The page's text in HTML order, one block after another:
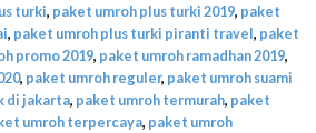
turki, paket umroh plus turki 2019, paket
, paket umroh plus turki piranti travel, paket
promo 2019, paket umroh ramadhan 2019,
, paket umroh reguler, paket umroh suami
di jakarta, paket umroh termurah, paket
umroh terpercaya, paket umroh